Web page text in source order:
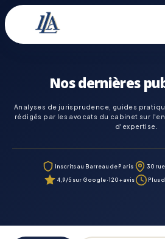
Nos dernières
Analyses de jurisprudence, guides
rédigés par les avocats du cabinet sur
d'expertise.
Inscrits au Barreau de Paris
30
4,9/5 sur Google · 120+ avis
Plus